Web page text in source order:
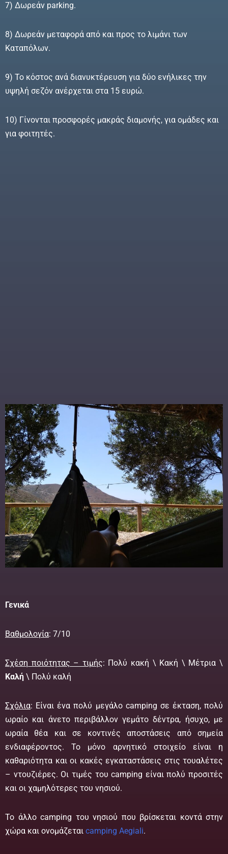
7) Δωρεάν parking.
8) Δωρεάν μεταφορά από και προς το λιμάνι των
Καταπόλων.
9) Το κόστος ανά διανυκτέρευση για δύο ενήλικες την
υψηλή σεζόν ανέρχεται στα 15 ευρώ.
10) Γίνονται προσφορές μακράς διαμονής, για ομάδες και
για φοιτητές.
Γενικά
Βαθμολογία: 7/10
Σχέση ποιότητας – τιμής: Πολύ κακή \ Κακή \ Μέτρια \
Καλή \ Πολύ καλή
Σχόλια: Είναι ένα πολύ μεγάλο camping σε έκταση, πολύ
ωραίο και άνετο περιβάλλον γεμάτο δέντρα, ήσυχο, με
ωραία θέα και σε κοντινές αποστάσεις από σημεία
ενδιαφέροντος. Το μόνο αρνητικό στοιχείο είναι η
καθαριότητα και οι κακές εγκαταστάσεις στις τουαλέτες
– ντουζιέρες. Οι τιμές του camping είναι πολύ προσιτές
και οι χαμηλότερες του νησιού.
Το άλλο camping του νησιού που βρίσκεται κοντά στην
χώρα και ονομάζεται camping Aegiali.